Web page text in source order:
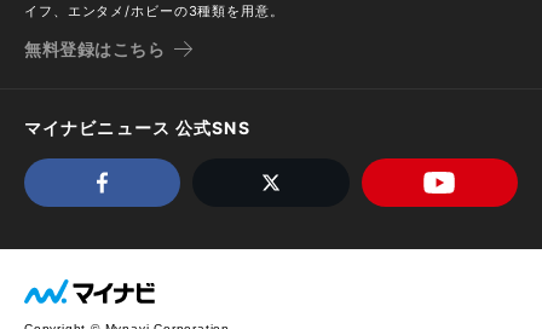
イフ、エンタメ/ホビーの3種類を用意。
無料登録はこちら
マイナビニュース 公式SNS